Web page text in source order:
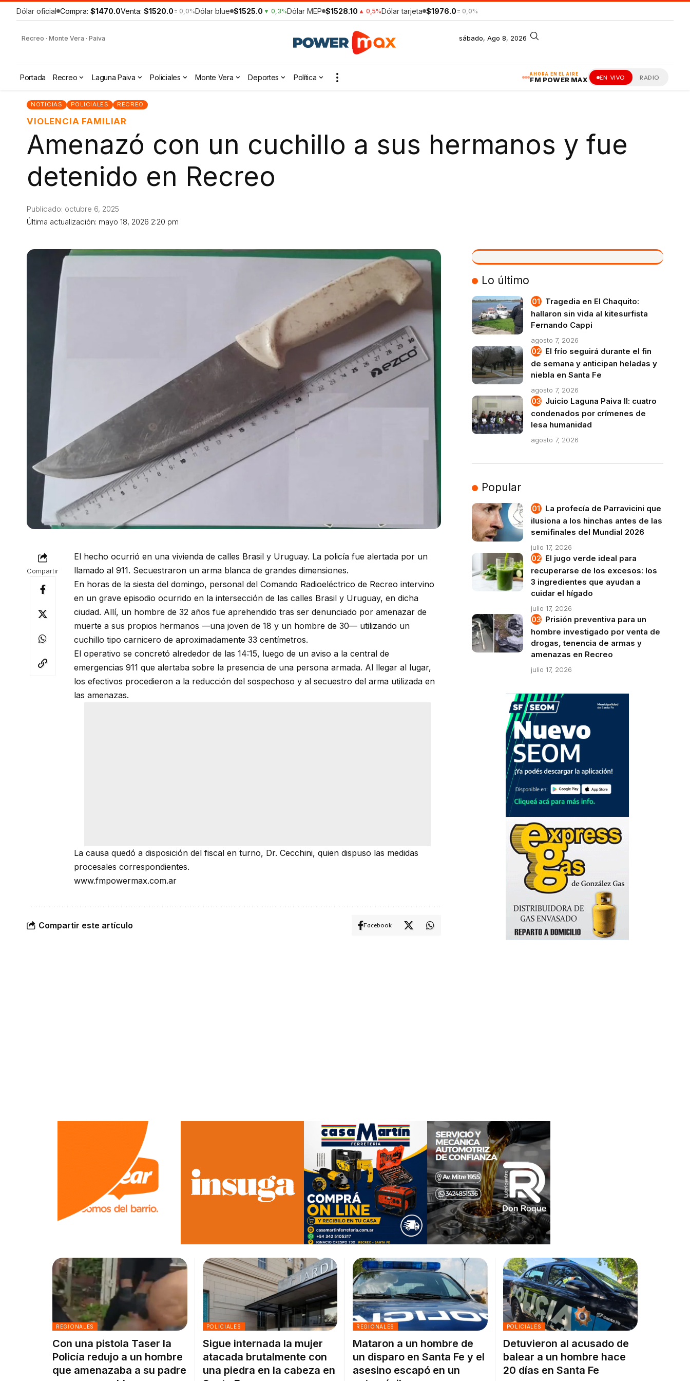
Dólar oficial Compra: $1470.0Venta: $1520.0 = 0,0%Dólar blue $1525.0 ▼ 0,3%Dólar MEP $1528.10 ▲ 0,5%Dólar tarjeta $1976.0 = 0,0%
Recreo · Monte Vera · Paiva sábado, Ago 8, 2026
AHORA EN EL AIRE
FM POWER MAX EN VIVO RADIO
Portada Recreo Laguna Paiva Policiales Monte Vera Deportes Política
NOTICIAS POLICIALES RECREO
VIOLENCIA FAMILIAR
Amenazó con un cuchillo a sus hermanos y fue
detenido en Recreo
Última actualización: mayo 18, 2026 2:20 pm
Publicado: octubre 6, 2025
Compartir
El hecho ocurrió en una vivienda de calles Brasil y Uruguay. La policía fue alertada por un
llamado al 911. Secuestraron un arma blanca de grandes dimensiones.
En horas de la siesta del domingo, personal del Comando Radioeléctrico de Recreo intervino
en un grave episodio ocurrido en la intersección de las calles Brasil y Uruguay, en dicha
ciudad. Allí, un hombre de 32 años fue aprehendido tras ser denunciado por amenazar de
muerte a sus propios hermanos —una joven de 18 y un hombre de 30— utilizando un
cuchillo tipo carnicero de aproximadamente 33 centímetros.
El operativo se concretó alrededor de las 14:15, luego de un aviso a la central de
emergencias 911 que alertaba sobre la presencia de una persona armada. Al llegar al lugar,
los efectivos procedieron a la reducción del sospechoso y al secuestro del arma utilizada en
las amenazas.
La causa quedó a disposición del fiscal en turno, Dr. Cecchini, quien dispuso las medidas
procesales correspondientes.
www.fmpowermax.com.ar
Compartir este artículo Facebook
VIVO
Lo último
Tragedia en El Chaquito:
hallaron sin vida al kitesurfista
Fernando Cappi
agosto 7, 2026
El frío seguirá durante el fin
de semana y anticipan heladas y
niebla en Santa Fe
agosto 7, 2026
Juicio Laguna Paiva II: cuatro
condenados por crímenes de
lesa humanidad
agosto 7, 2026
Popular
La profecía de Parravicini que
ilusiona a los hinchas antes de las
semifinales del Mundial 2026
julio 17, 2026
El jugo verde ideal para
recuperarse de los excesos: los
3 ingredientes que ayudan a
cuidar el hígado
julio 17, 2026
Prisión preventiva para un
hombre investigado por venta de
drogas, tenencia de armas y
amenazas en Recreo
julio 17, 2026
REGIONALES
Con una pistola Taser la
Policía redujo a un hombre
que amenazaba a su padre
POLICIALES
Sigue internada la mujer
atacada brutalmente con
una piedra en la cabeza en
REGIONALES
Mataron a un hombre de
un disparo en Santa Fe y el
asesino escapó en un
POLICIALES
Detuvieron al acusado de
balear a un hombre hace
20 días en Santa Fe